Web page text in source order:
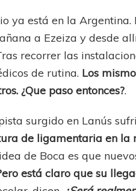
ya está en la
a Ezeiza y desde
recorrer las
de rutina. Los
¿Que paso entonces?.
surgido en Lanús
de ligamentaria en la
de Boca es que
está claro que su